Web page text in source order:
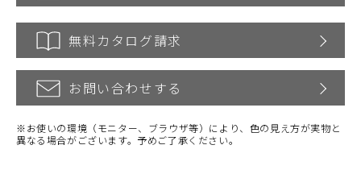
無料カタログ請求
お問い合わせする
※お使いの環境（モニター、ブラウザ等）により、色の見え方が実物と
異なる場合がございます。予めご了承ください。